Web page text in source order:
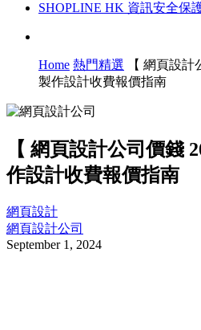
SHOPLINE HK 資訊安全保
Home 熱門精選
【 網頁設
製作設計收費報價指南
【 網頁設計公司價錢
作設計收費報價指南
網頁設計
網頁設計公司
September 1, 2024